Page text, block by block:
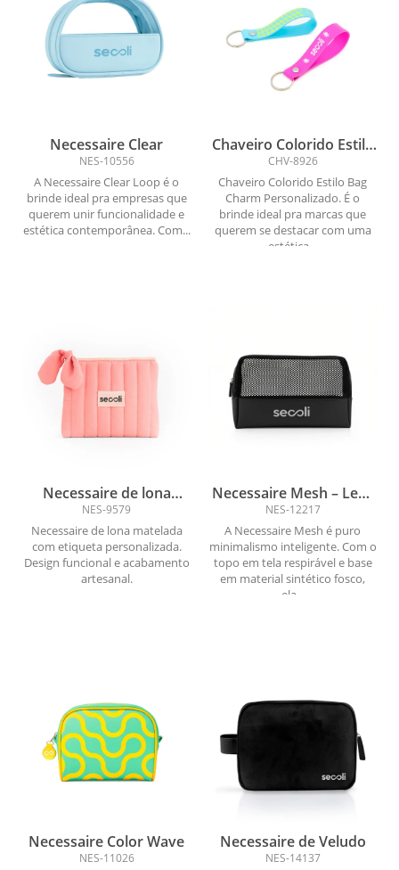
Necessaire Clear
NES-10556
A Necessaire Clear Loop é o
brinde ideal pra empresas que
querem unir funcionalidade e
estética contemporânea. Com...
Chaveiro Colorido Estilo
Bag Charm
Personalizado
CHV-8926
Chaveiro Colorido Estilo Bag
Charm Personalizado. É o
brinde ideal pra marcas que
querem se destacar com uma
estética...
Necessaire de lona
matelada com etiqueta
personalizada
NES-9579
Necessaire de lona matelada
com etiqueta personalizada.
Design funcional e acabamento
artesanal.
Necessaire Mesh – Leve
e Atemporal
NES-12217
A Necessaire Mesh é puro
minimalismo inteligente. Com o
topo em tela respirável e base
em material sintético fosco,
ela...
Necessaire Color Wave
NES-11026
Necessaire de Veludo
NES-14137